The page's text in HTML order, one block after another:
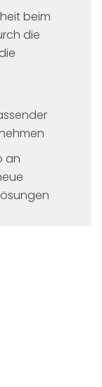
beim
die
an